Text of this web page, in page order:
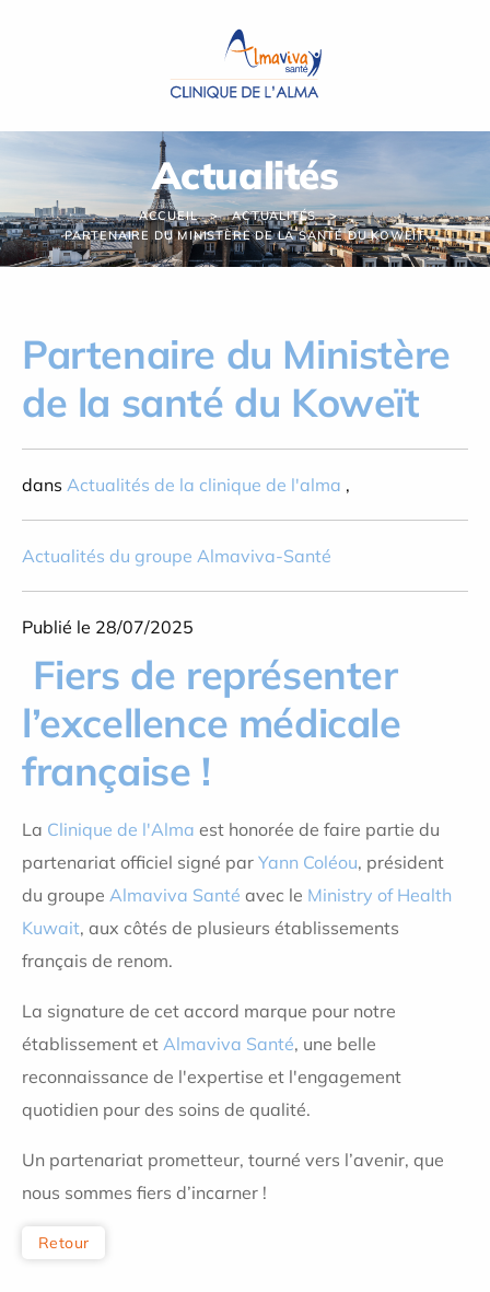
Actualités
ACCUEIL
ACTUALITÉS
PARTENAIRE DU MINISTÈRE DE LA SANTÉ DU KOWEÏT
Partenaire du Ministère
de la santé du Koweït
dans Actualités de la clinique de l'alma ,
Actualités du groupe Almaviva-Santé
Publié le 28/07/2025
Fiers de représenter
l’excellence médicale
française !
La Clinique de l'Alma est honorée de faire partie du
partenariat officiel signé par Yann Coléou, président
du groupe Almaviva Santé avec le Ministry of Health
Kuwait, aux côtés de plusieurs établissements
français de renom.
La signature de cet accord marque pour notre
établissement et Almaviva Santé, une belle
reconnaissance de l'expertise et l'engagement
quotidien pour des soins de qualité.
Un partenariat prometteur, tourné vers l’avenir, que
nous sommes fiers d’incarner !
Retour